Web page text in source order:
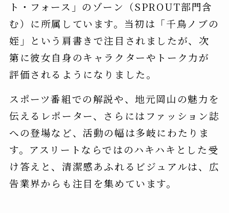
ト・フォース」のゾーン（SPROUT部門含
む）に所属しています。当初は「千鳥ノブの
姪」という肩書きで注目されましたが、次
第に彼女自身のキャラクターやトーク力が
評価されるようになりました。
スポーツ番組での解説や、地元岡山の魅力を
伝えるレポーター、さらにはファッション誌
への登場など、活動の幅は多岐にわたりま
す。アスリートならではのハキハキとした受
け答えと、清潔感あふれるビジュアルは、広
告業界からも注目を集めています。